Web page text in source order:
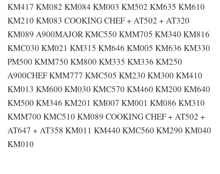
KM417 KM082 KM084 KM003 KM502 KM635 KM610
KM210 KM083 COOKING CHEF + AT502 + AT320
KM089 A900MAJOR KMC550 KMM705 KM340 KM816
KMC030 KM021 KM315 KM646 KM005 KM636 KM330
PM500 KMM750 KM800 KM335 KM336 KM250
A900CHEF KMM777 KMC505 KM230 KM300 KM410
KM013 KM600 KM030 KMC570 KM460 KM200 KM640
KM500 KM346 KM201 KM007 KM001 KM086 KM310
KMM700 KMC510 KM089 COOKING CHEF + AT502 +
AT647 + AT358 KM011 KM440 KMC560 KM290 KM040
KM010